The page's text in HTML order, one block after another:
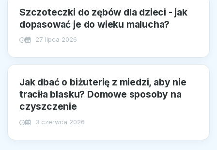
Szczoteczki do zębów dla dzieci - jak
dopasować je do wieku malucha?
27 lipca 2026
Jak dbać o biżuterię z miedzi, aby nie
traciła blasku? Domowe sposoby na
czyszczenie
3 czerwca 2026